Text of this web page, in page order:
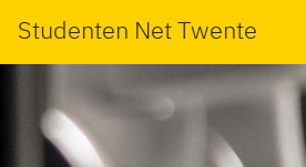
Studenten Net Twente